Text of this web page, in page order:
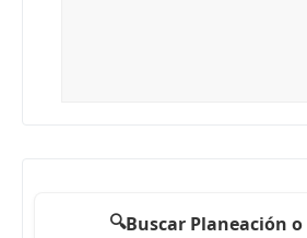
🔍Buscar Planeación